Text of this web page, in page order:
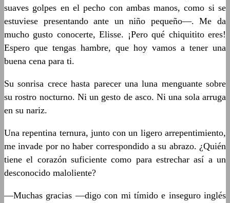
suaves golpes en el pecho con ambas manos, como si se
estuviese presentando ante un niño pequeño—. Me da
mucho gusto conocerte, Elisse. ¡Pero qué chiquitito eres!
Espero que tengas hambre, que hoy vamos a tener una
buena cena para ti.
Su sonrisa crece hasta parecer una luna menguante sobre
su rostro nocturno. Ni un gesto de asco. Ni una sola arruga
en su nariz.
Una repentina ternura, junto con un ligero arrepentimiento,
me invade por no haber correspondido a su abrazo. ¿Quién
tiene el corazón suficiente como para estrechar así a un
desconocido maloliente?
—Muchas gracias —digo con mi tímido e inseguro inglés